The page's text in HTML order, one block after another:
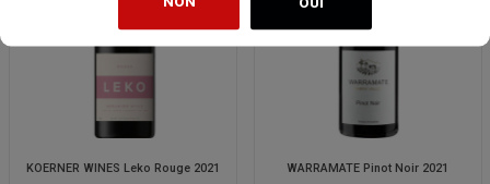
KOERNER WINES Leko Rouge 2021 WARRAMATE Pinot Noir 2021